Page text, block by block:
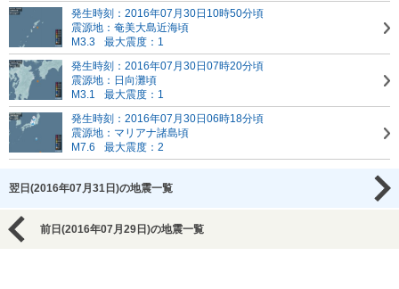
発生時刻：2016年07月30日10時50分頃
震源地：奄美大島近海頃
M3.3
最大震度：1
発生時刻：2016年07月30日07時20分頃
震源地：日向灘頃
M3.1
最大震度：1
発生時刻：2016年07月30日06時18分頃
震源地：マリアナ諸島頃
M7.6
最大震度：2
翌日(2016年07月31日)の地震一覧
前日(2016年07月29日)の地震一覧